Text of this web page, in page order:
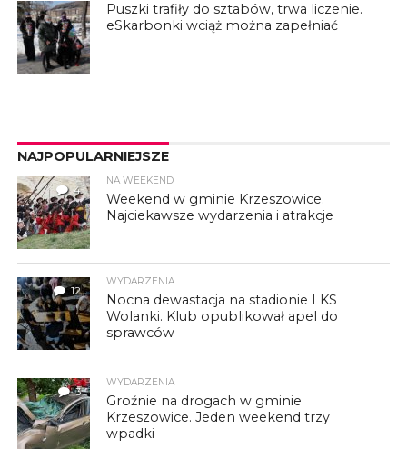
Puszki trafiły do sztabów, trwa liczenie.
eSkarbonki wciąż można zapełniać
NAJPOPULARNIEJSZE
4
NA WEEKEND
Weekend w gminie Krzeszowice.
Najciekawsze wydarzenia i atrakcje
12
WYDARZENIA
Nocna dewastacja na stadionie LKS
Wolanki. Klub opublikował apel do
sprawców
3
WYDARZENIA
Groźnie na drogach w gminie
Krzeszowice. Jeden weekend trzy
wpadki